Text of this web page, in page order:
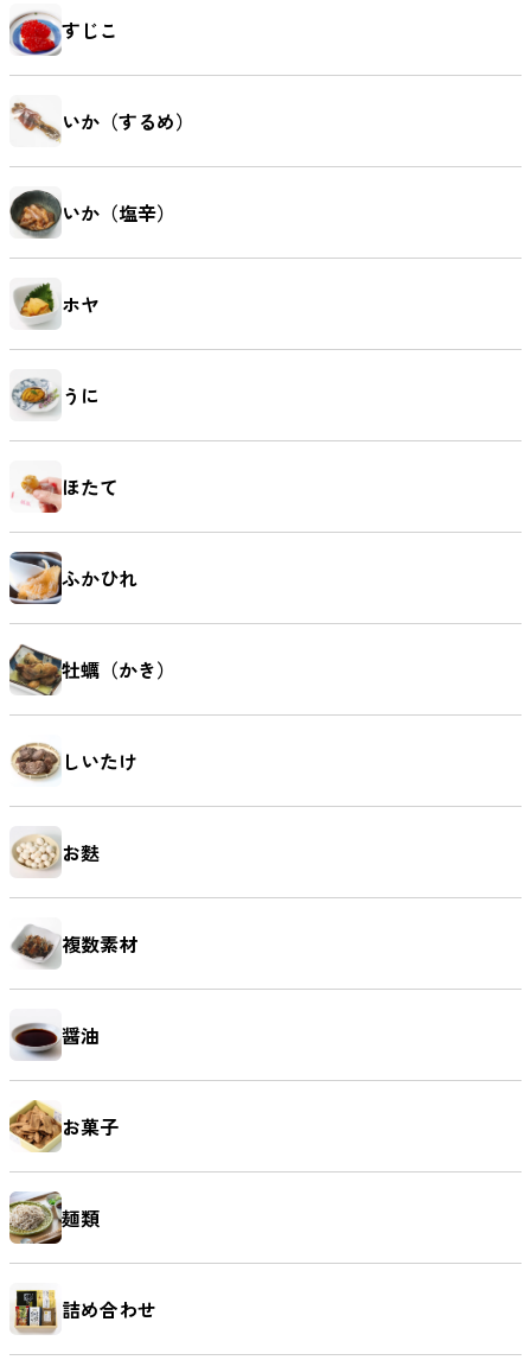
すじこ
いか（するめ）
いか（塩辛）
ホヤ
うに
ほたて
ふかひれ
牡蠣（かき）
しいたけ
お麩
複数素材
醤油
お菓子
麺類
詰め合わせ